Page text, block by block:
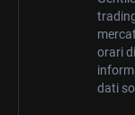
orari
dati